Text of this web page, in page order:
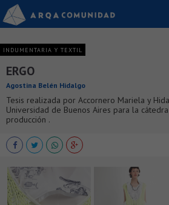
INDUMENTARIA Y TEXTIL
ERGO
Agostina Belén Hidalgo
Tesis realizada por Accornero Mariela y
Universidad de Buenos Aires para la
producción .